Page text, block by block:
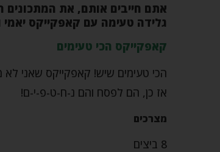
אתם חייבים אותם, את
גלידה טעימה עם קאפקייקס
קאפקייקס הכי טעימים
הכי טעימים שיש! קאפקייקס שאני
אז כן, הם לפסח והם נ-ח-ט-פ-י-ם!
מצרכים
8 ביצים